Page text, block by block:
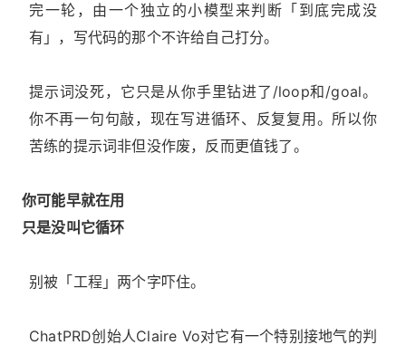
完一轮，由一个独立的小模型来判断「到底完成没
有」，写代码的那个不许给自己打分。
提示词没死，它只是从你手里钻进了/loop和/goal。
你不再一句句敲，现在写进循环、反复复用。所以你
苦练的提示词非但没作废，反而更值钱了。
你可能早就在用
只是没叫它循环
别被「工程」两个字吓住。
ChatPRD创始人Claire Vo对它有一个特别接地气的判